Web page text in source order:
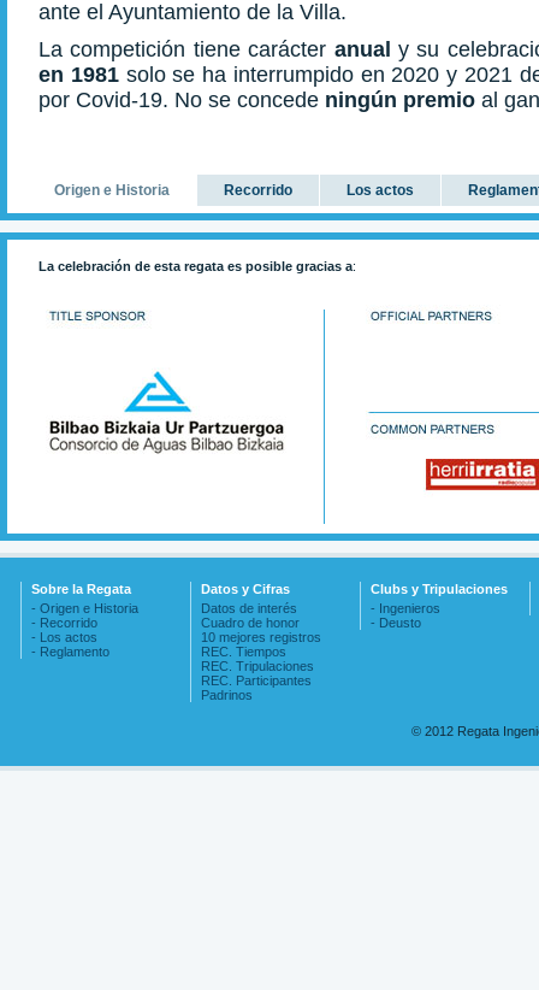
ante el Ayuntamiento de la Villa.
La competición tiene carácter anual y su
en 1981solo se ha interrumpido en 2020 y 2021
por Covid-19. No se concede ningún premio al
Origen e Historia Recorrido Los actos
La celebración de esta regata es posible gracias a:
Sobre la Regata
- Origen e Historia
- Recorrido
- Los actos
- Reglamento
Datos y Cifras
Datos de interés
Cuadro de honor
10 mejores registros
REC. Tiempos
REC. Tripulaciones
REC. Participantes
Padrinos
Clubs y Tripulaciones
- Ingenieros
- Deusto
© 2012 Regata